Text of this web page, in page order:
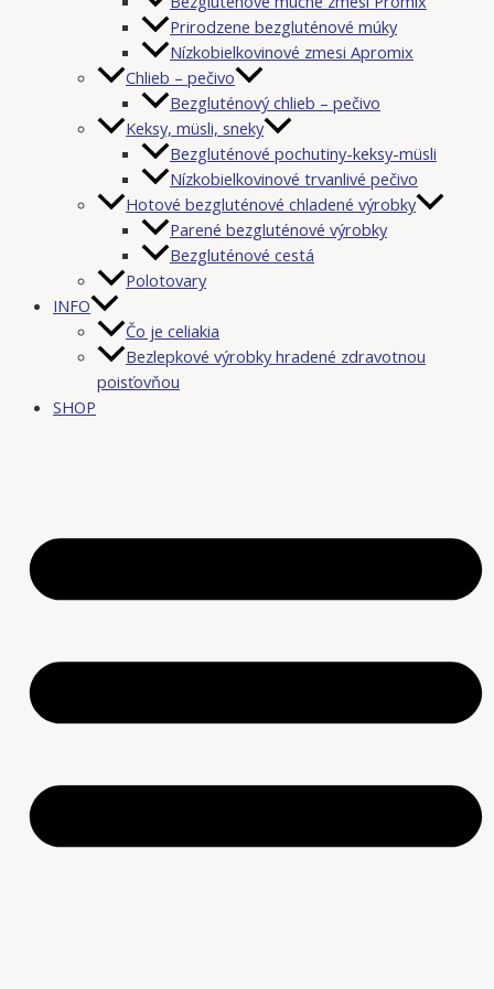
Prirodzene bezgluténové múky
Nízkobielkovinové zmesi Apromix
Chlieb – pečivo
Bezgluténový chlieb – pečivo
Keksy, müsli, sneky
Bezgluténové pochutiny-keksy-müsli
Nízkobielkovinové trvanlivé pečivo
Hotové bezgluténové chladené výrobky
Parené bezgluténové výrobky
Bezgluténové cestá
Polotovary
INFO
Čo je celiakia
Bezlepkové výrobky hradené zdravotnou
poisťovňou
SHOP